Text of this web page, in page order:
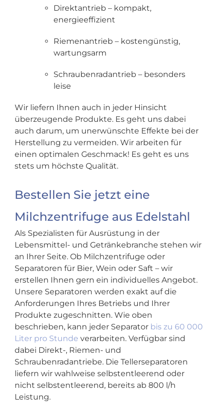
Direktantrieb – kompakt,
energieeffizient
Riemenantrieb – kostengünstig,
wartungsarm
Schraubenradantrieb – besonders
leise
Wir liefern Ihnen auch in jeder Hinsicht
überzeugende Produkte. Es geht uns dabei
auch darum, um unerwünschte Effekte bei der
Herstellung zu vermeiden. Wir arbeiten für
einen optimalen Geschmack! Es geht es uns
stets um höchste Qualität.
Bestellen Sie jetzt eine
Milchzentrifuge aus Edelstahl
Als Spezialisten für Ausrüstung in der
Lebensmittel- und Getränkebranche stehen wir
an Ihrer Seite. Ob Milchzentrifuge oder
Separatoren für Bier, Wein oder Saft – wir
erstellen Ihnen gern ein individuelles Angebot.
Unsere Separatoren werden exakt auf die
Anforderungen Ihres Betriebs und Ihrer
Produkte zugeschnitten. Wie oben
beschrieben, kann jeder Separator bis zu 60 000
Liter pro Stunde verarbeiten. Verfügbar sind
dabei Direkt-, Riemen- und
Schraubenradantriebe. Die Tellerseparatoren
liefern wir wahlweise selbstentleerend oder
nicht selbstentleerend, bereits ab 800 l/h
Leistung.